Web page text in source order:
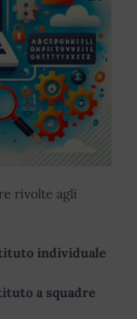
rivolte agli
individuale
a squadre